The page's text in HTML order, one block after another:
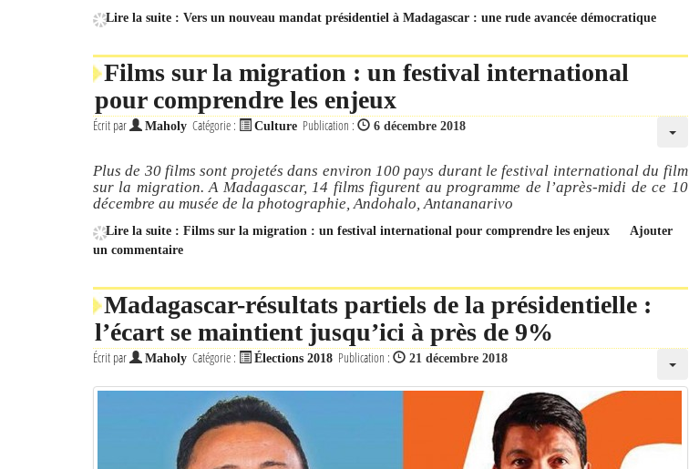
Lire la suite : Vers un nouveau mandat présidentiel à Madagascar : une rude avancée démocratique
Films sur la migration : un festival international
pour comprendre les enjeux
Écrit par Maholy Catégorie : Culture Publication : 6 décembre 2018
Plus de 30 films sont projetés dans environ 100 pays durant le festival international du film
sur la migration. A Madagascar, 14 films figurent au programme de l’après-midi de ce 10
décembre au musée de la photographie, Andohalo, Antananarivo
Lire la suite : Films sur la migration : un festival international pour comprendre les enjeux
Ajouter
un commentaire
Madagascar-résultats partiels de la présidentielle :
l’écart se maintient jusqu’ici à près de 9%
Écrit par Maholy Catégorie : Élections 2018 Publication : 21 décembre 2018